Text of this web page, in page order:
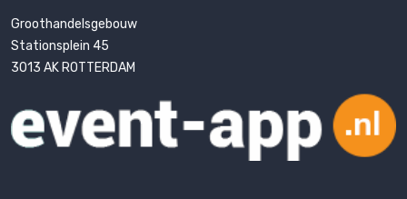
Groothandelsgebouw
Stationsplein 45
3013 AK ROTTERDAM